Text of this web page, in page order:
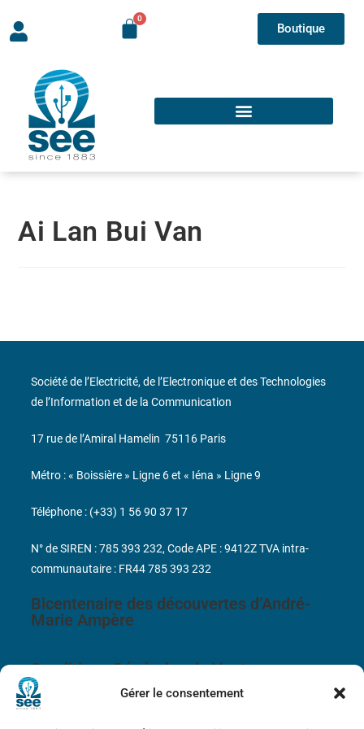
Gérer le consentement
Boutique
Ai Lan Bui Van
Bicentenaire des découvertes d’André-
Marie Ampère
Conditions Générales de Vente
Société de l’Electricité, de l’Electronique et des Technologies
de l’Information et de la Communication
17 rue de l’Amiral Hamelin 75116 Paris
Métro : « Boissière » Ligne 6 et « Iéna » Ligne 9
Téléphone : (+33) 1 56 90 37 17
N° de SIREN : 785 393 232, Code APE : 9412Z TVA intra-
communautaire : FR44 785 393 232